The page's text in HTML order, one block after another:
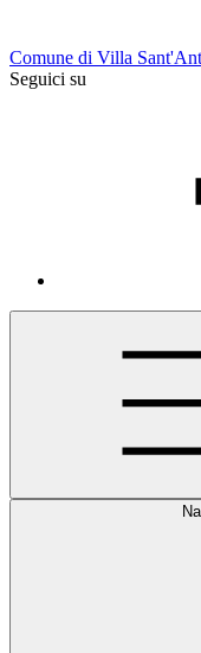
Comune di Villa
Seguici su